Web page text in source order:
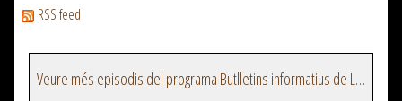
RSS feed
Veure més episodis del programa Butlletins informatius de La Xarxa